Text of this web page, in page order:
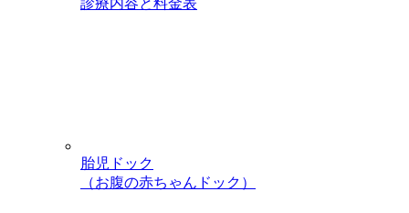
診療内容と料金表
胎児ドック
（お腹の赤ちゃんドック）